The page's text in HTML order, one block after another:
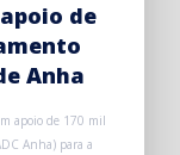
de
Anha
apoio de 170 mil
Anha) para a